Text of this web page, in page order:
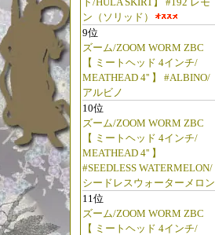
ン（ソリッド）
9位
ズーム/ZOOM WORM ZBC
【 ミートヘッド 4インチ/
MEATHEAD 4'' 】 #ALBINO/
アルビノ
10位
ズーム/ZOOM WORM ZBC
【 ミートヘッド 4インチ/
MEATHEAD 4'' 】
#SEEDLESS WATERMELON/
シードレスウォーターメロン
11位
ズーム/ZOOM WORM ZBC
【 ミートヘッド 4インチ/